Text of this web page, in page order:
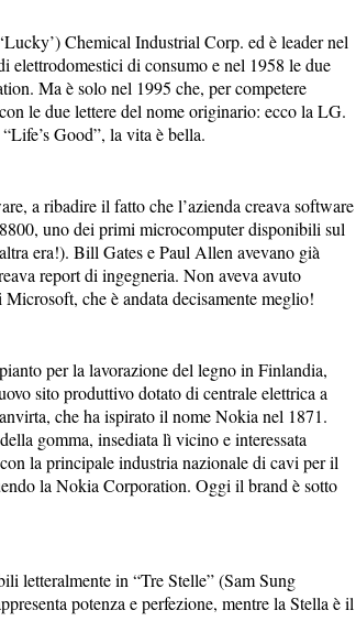
Chemical Industrial Corp. ed è leader nel
elettrodomestici di consumo e nel 1958 le due
Ma è solo nel 1995 che, per competere
le due lettere del nome originario: ecco la LG.
Good”, la vita è bella.
a ribadire il fatto che l’azienda creava software
uno dei primi microcomputer disponibili sul
era!). Bill Gates e Paul Allen avevano già
report di ingegneria. Non aveva avuto
che è andata decisamente meglio!
per la lavorazione del legno in Finlandia,
sito produttivo dotato di centrale elettrica a
che ha ispirato il nome Nokia nel 1871.
gomma, insediata lì vicino e interessata
la principale industria nazionale di cavi per il
la Nokia Corporation. Oggi il brand è sotto
letteralmente in “Tre Stelle” (Sam Sung
potenza e perfezione, mentre la Stella è il